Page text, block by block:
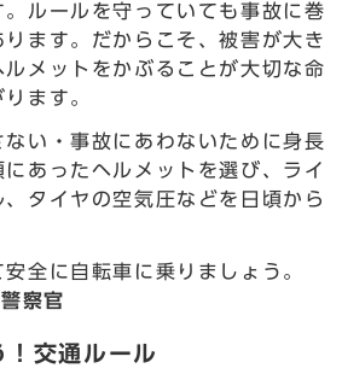
ルールを守っていても事故に巻
ます。だからこそ、被害が大き
メットをかぶることが大切な命
ます。
い・事故にあわないために身長
あったヘルメットを選び、ライ
、タイヤの空気圧などを日頃から
全に自転車に乗りましょう。
察官
交通ルール